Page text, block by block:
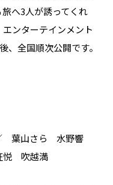
へ3人が誘ってくれ
ンターテインメント
、全国順次公開です。
葉山さら 水野響
吹越満